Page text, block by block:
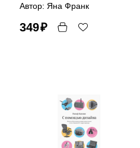
Автор: Яна Франк
349₽